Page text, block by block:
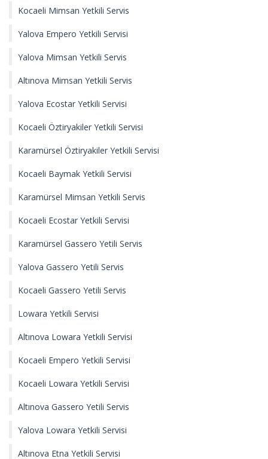
Kocaeli Mimsan Yetkili Servis
Yalova Empero Yetkili Servisi
Yalova Mimsan Yetkili Servis
Altınova Mimsan Yetkili Servis
Yalova Ecostar Yetkili Servisi
Kocaeli Öztiryakiler Yetkili Servisi
Karamürsel Öztiryakiler Yetkili Servisi
Kocaeli Baymak Yetkili Servisi
Karamürsel Mimsan Yetkili Servis
Kocaeli Ecostar Yetkili Servisi
Karamürsel Gassero Yetili Servis
Yalova Gassero Yetili Servis
Kocaeli Gassero Yetili Servis
Lowara Yetkili Servisi
Altınova Lowara Yetkili Servisi
Kocaeli Empero Yetkili Servisi
Kocaeli Lowara Yetkili Servisi
Altınova Gassero Yetili Servis
Yalova Lowara Yetkili Servisi
Altınova Etna Yetkili Servisi